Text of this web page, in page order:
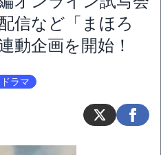
信など「まほろ
動企画を開始！
ドラマ